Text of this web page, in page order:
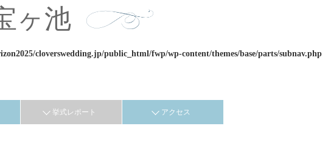
ヶ池
cloverswedding.jp/public_html/fwp/wp-content/themes/base/parts/subnav.php
挙式レポート アクセス